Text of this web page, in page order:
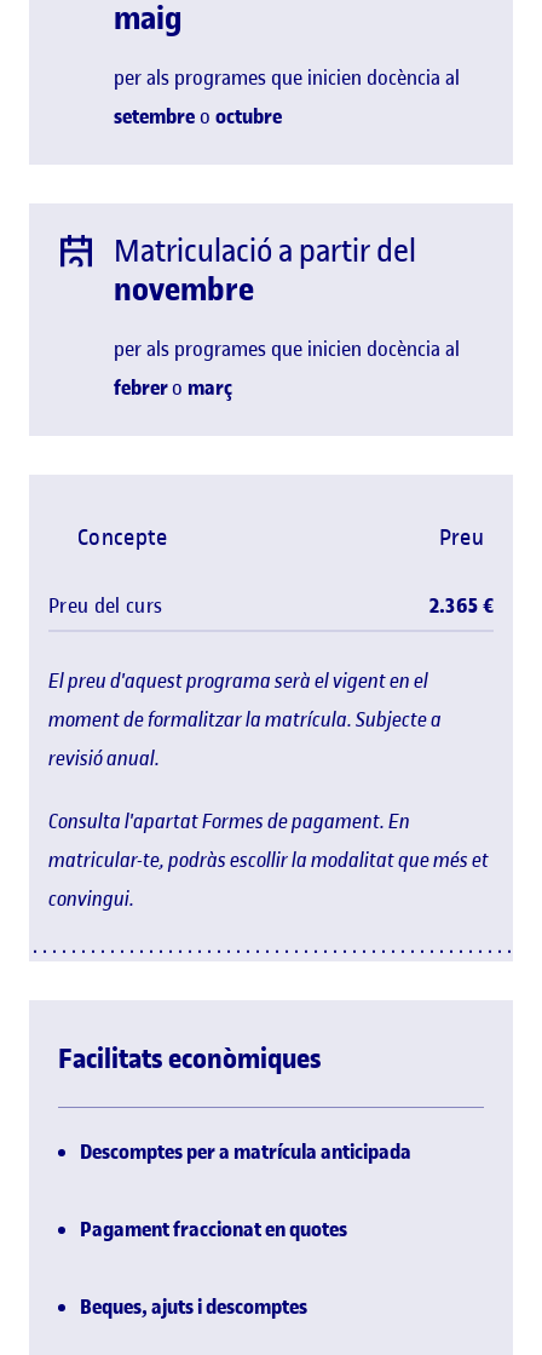
maig
per als programes que inicien docència al
setembreo octubre
Matriculació a partir del
novembre
per als programes que inicien docència al
febrero març
El preu d'aquest programa serà el vigent en el
moment de formalitzar la matrícula. Subjecte a
revisió anual.
Consulta l'apartat Formes de pagament. En
matricular-te, podràs escollir la modalitat que més et
convingui.
Concepte Preu
Preu del curs 2.365 €
Facilitats econòmiques
Descomptes per a matrícula anticipada
Pagament fraccionat en quotes
Beques, ajuts i descomptes